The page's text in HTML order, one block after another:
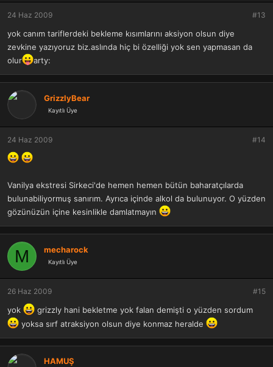
24 Haz 2009 #13
yok canım tariflerdeki bekleme kısımlarını aksiyon olsun diye
zevkine yazıyoruz biz.aslında hiç bi özelliği yok sen yapmasan da
olur
arty:
GrizzlyBear
Kayıtlı Üye
24 Haz 2009 #14
Vanilya ekstresi Sirkeci'de hemen hemen bütün baharatçılarda
bulunabiliyormuş sanırım. Ayrıca içinde alkol da bulunuyor. O yüzden
gözünüzün içine kesinlikle damlatmayın
M mecharock
Kayıtlı Üye
26 Haz 2009 #15
yok
grizzly hani bekletme yok falan demişti o yüzden sordum
yoksa sırf atraksiyon olsun diye konmaz heralde
HAMUŞ